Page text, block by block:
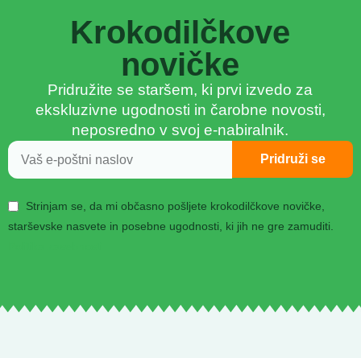
Krokodilčkove
novičke
Pridružite se staršem, ki prvi izvedo za
ekskluzivne ugodnosti in čarobne novosti,
neposredno v svoj e-nabiralnik.
Strinjam se, da mi občasno pošljete krokodilčkove novičke,
starševske nasvete in posebne ugodnosti, ki jih ne gre zamuditi.
Pridruži se